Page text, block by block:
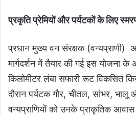
प्रकृति प्रेमियों और पर्यटकों के लिए
प्रधान मुख्य वन संरक्षक (वन्यप्राणी)
मार्गदर्शन में तैयार की गई इस योजना
किलोमीटर लंबा सफारी रूट विकसित
दौरान पर्यटक गौर, चीतल, सांभर,
वन्यप्राणियों को उनके प्राकृतिक